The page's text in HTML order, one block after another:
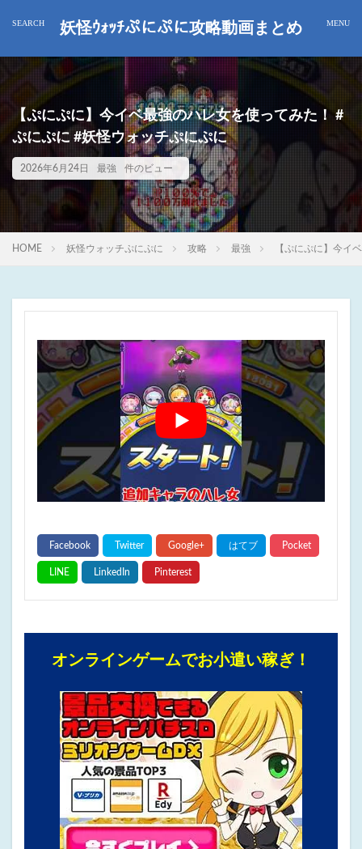
妖怪ｳｫｯﾁぷにぷに攻略動画まとめ
【ぷにぷに】今イベ最強のハレ女を使ってみた！ #
ぷにぷに #妖怪ウォッチぷにぷに
2026年6月24日 最強 件のビュー
HOME 妖怪ウォッチぷにぷに 攻略 最強 【ぷにぷに】今イ
オンラインゲームでお小遣い稼ぎ！